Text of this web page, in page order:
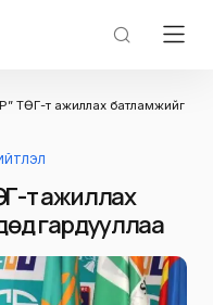
ТӨҮГ-т ажиллах батламжийг
т ажиллах
гардууллаа